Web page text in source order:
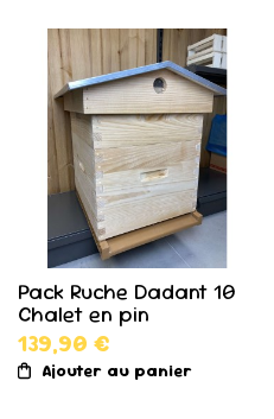
Pack Ruche Dadant 10
Chalet en pin
139,90 €
Ajouter au panier